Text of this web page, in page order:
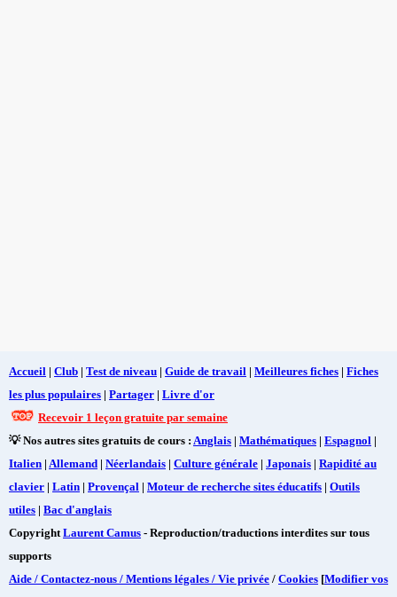
Accueil | Club | Test de niveau | Guide de travail | Meilleures fiches | Fiches
les plus populaires | Partager | Livre d'or
Recevoir 1 leçon gratuite par semaine
💡 Nos autres sites gratuits de cours : Anglais | Mathématiques | Espagnol |
Italien | Allemand | Néerlandais | Culture générale | Japonais | Rapidité au
clavier | Latin | Provençal | Moteur de recherche sites éducatifs | Outils
utiles | Bac d'anglais
CopyrightLaurent Camus - Reproduction/traductions interdites sur tous
supports
Aide / Contactez-nous / Mentions légales / Vie privée / Cookies [Modifier vos